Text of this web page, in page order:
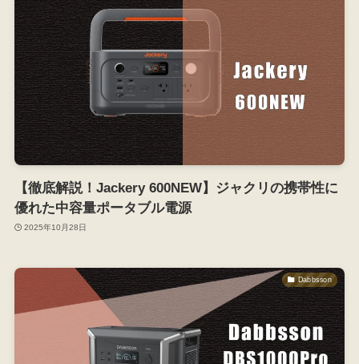
【徹底解説！Jackery 600NEW】ジャクリの携帯性に
優れた中容量ポータブル電源
2025年10月28日
Dabbsson